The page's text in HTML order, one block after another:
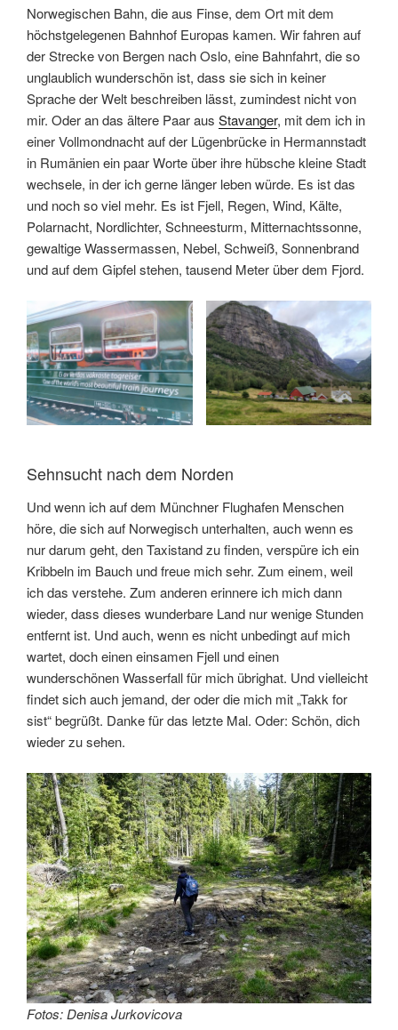
Norwegischen Bahn, die aus Finse, dem Ort mit dem
höchstgelegenen Bahnhof Europas kamen. Wir fahren auf
der Strecke von Bergen nach Oslo, eine Bahnfahrt, die so
unglaublich wunderschön ist, dass sie sich in keiner
Sprache der Welt beschreiben lässt, zumindest nicht von
mir. Oder an das ältere Paar aus Stavanger, mit dem ich in
einer Vollmondnacht auf der Lügenbrücke in Hermannstadt
in Rumänien ein paar Worte über ihre hübsche kleine Stadt
wechsele, in der ich gerne länger leben würde. Es ist das
und noch so viel mehr. Es ist Fjell, Regen, Wind, Kälte,
Polarnacht, Nordlichter, Schneesturm, Mitternachtssonne,
gewaltige Wassermassen, Nebel, Schweiß, Sonnenbrand
und auf dem Gipfel stehen, tausend Meter über dem Fjord.
Sehnsucht nach dem Norden
Und wenn ich auf dem Münchner Flughafen Menschen
höre, die sich auf Norwegisch unterhalten, auch wenn es
nur darum geht, den Taxistand zu finden, verspüre ich ein
Kribbeln im Bauch und freue mich sehr. Zum einem, weil
ich das verstehe. Zum anderen erinnere ich mich dann
wieder, dass dieses wunderbare Land nur wenige Stunden
entfernt ist. Und auch, wenn es nicht unbedingt auf mich
wartet, doch einen einsamen Fjell und einen
wunderschönen Wasserfall für mich übrighat. Und vielleicht
findet sich auch jemand, der oder die mich mit „Takk for
sist“ begrüßt. Danke für das letzte Mal. Oder: Schön, dich
wieder zu sehen.
Fotos: Denisa Jurkovicova